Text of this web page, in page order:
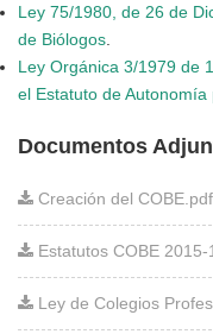
Ley 75/1980, de 26 de
de Biólogos
Ley Orgánica 3/1979 de
el Estatuto de Autonomía
Documentos
Creación del COBE.pdf
Estatutos COBE 2015-
Ley de Colegios